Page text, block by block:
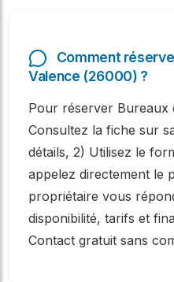
Comment
Valence (26000) ?
Pour réserver Bureaux
Consultez la fiche sur
détails, 2) Utilisez le
appelez directement le
propriétaire vous
disponibilité, tarifs et
Contact gratuit sans